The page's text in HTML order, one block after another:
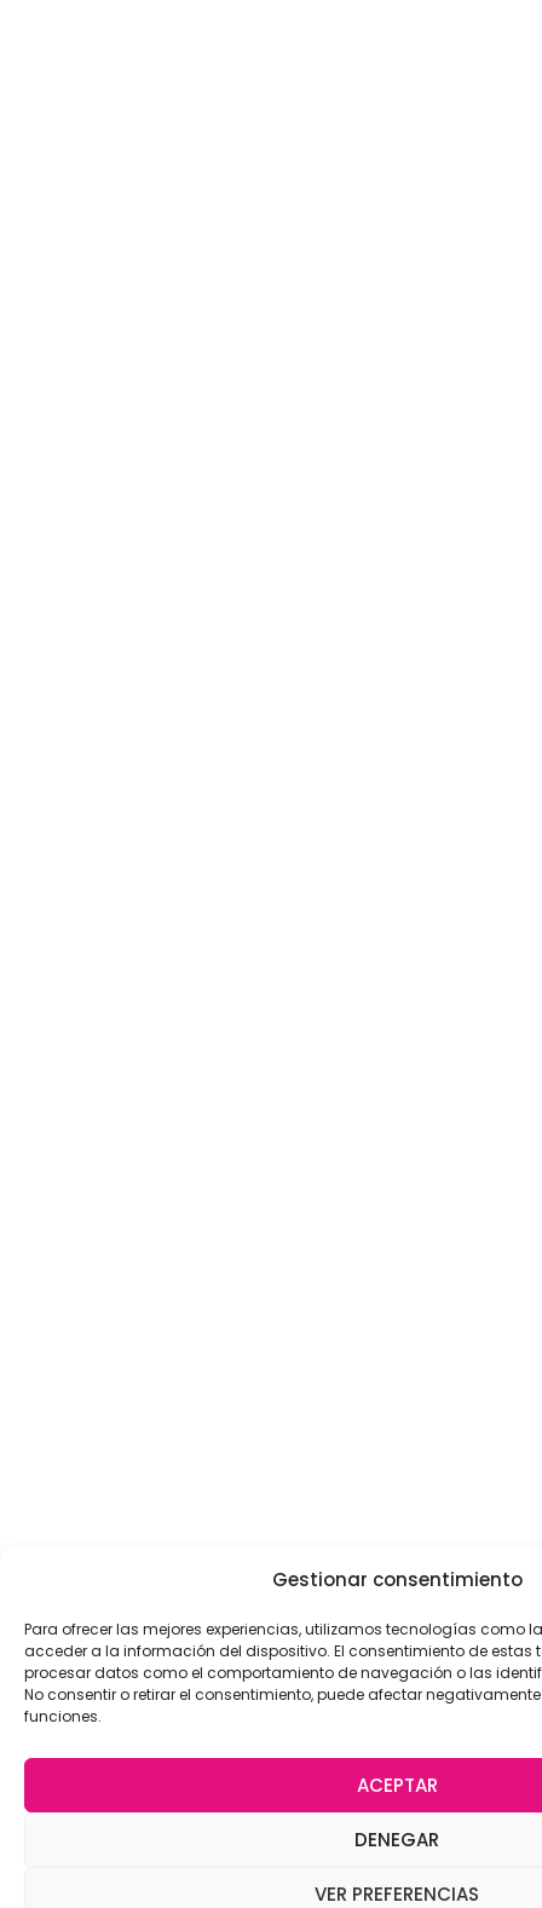
Gestionar consentimiento
Para ofrecer las mejores experiencias, utilizamos tecnologías como
acceder a la información del dispositivo. El consentimiento de
procesar datos como el comportamiento de navegación o las
No consentir o retirar el consentimiento, puede afectar
funciones.
ACEPTAR
DENEGAR
VER PREFERENCIAS